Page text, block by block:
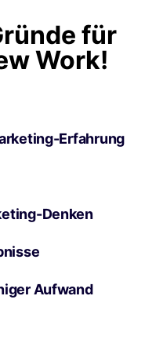
für
Work!
Erfahrung
Denken
Aufwand